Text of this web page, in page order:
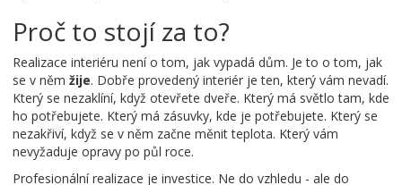
Proč to stojí za to?
Realizace interiéru není o tom, jak vypadá dům. Je to o tom, jak
se v něm žije. Dobře provedený interiér je ten, který vám nevadí.
Který se nezaklíní, když otevřete dveře. Který má světlo tam, kde
ho potřebujete. Který má zásuvky, kde je potřebujete. Který se
nezakřiví, když se v něm začne měnit teplota. Který vám
nevyžaduje opravy po půl roce.
Profesionální realizace je investice. Ne do vzhledu - ale do